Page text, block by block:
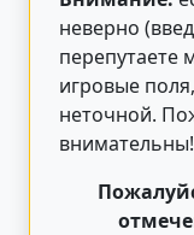
неверно
перепутаете
игровые
неточной.
внимательны!